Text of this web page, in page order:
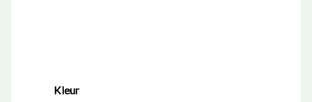
Kleur